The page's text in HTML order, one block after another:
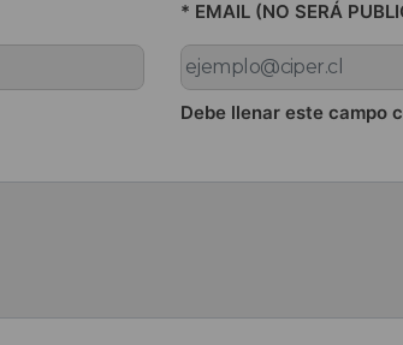
* EMAIL (NO SERÁ
Debe llenar este campo